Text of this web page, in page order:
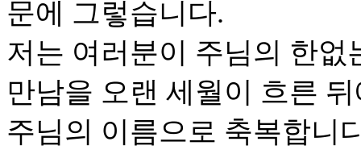
문에 그렇습니다.
저는 여러분이 주님의 한
만남을 오랜 세월이 흐른
주님의 이름으로 축복합니